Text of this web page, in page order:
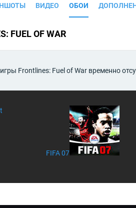
ВИДЕО ОБОИ
FUEL OF WAR
Frontlines: Fuel of War временно
FIFA 07